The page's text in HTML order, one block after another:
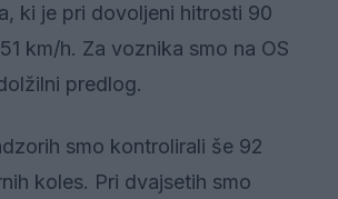
ki je pri dovoljeni hitrosti 90
km/h. Za voznika smo na OS
predlog.
smo kontrolirali še 92
koles. Pri dvajsetih smo